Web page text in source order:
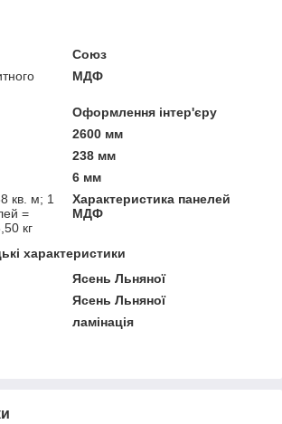
Союз
МДФ
Оформлення інтер'єру
2600 мм
238 мм
6 мм
кв. м; 1
=
кг
Характеристика панелей
МДФ
характеристики
Ясень Льняної
Ясень Льняної
ламінація